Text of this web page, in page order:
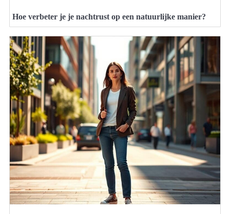
Hoe verbeter je je nachtrust op een natuurlijke manier?